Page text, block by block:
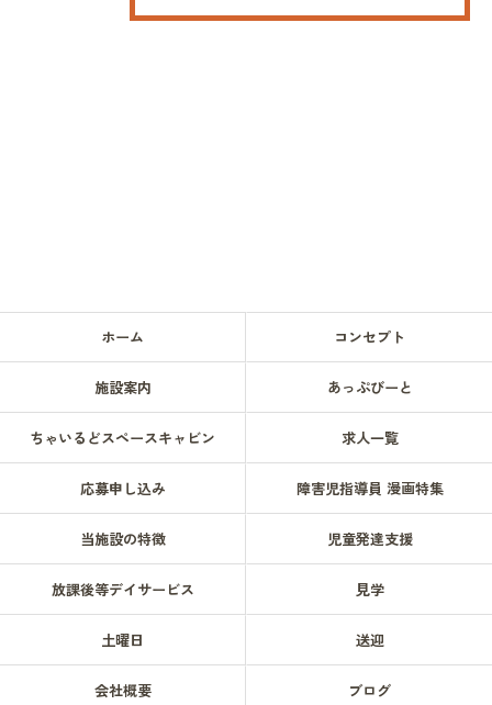
ホーム コンセプト
施設案内 あっぷびーと
ちゃいるどスペースキャビン 求人一覧
応募申し込み 障害児指導員 漫画特集
当施設の特徴 児童発達支援
放課後等デイサービス 見学
土曜日 送迎
会社概要 ブログ